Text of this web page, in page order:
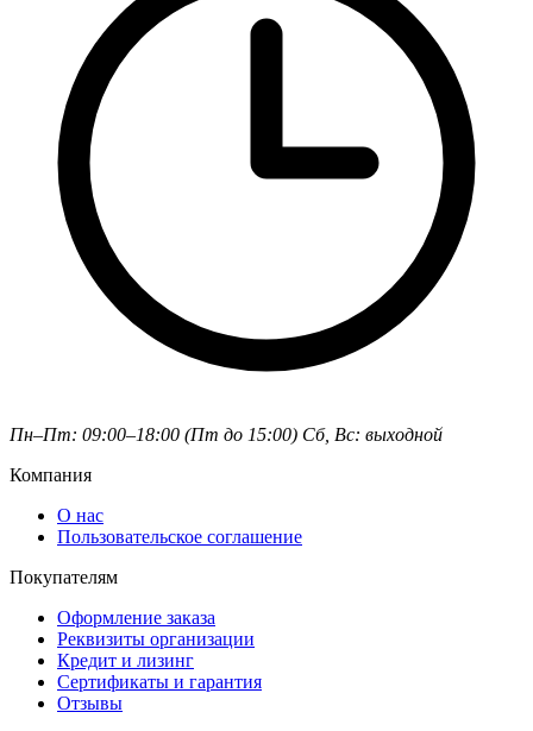
Пн–Пт: 09:00–18:00 (Пт до 15:00) Сб, Вс: выходной
Компания
О нас
Пользовательское соглашение
Покупателям
Оформление заказа
Реквизиты организации
Кредит и лизинг
Сертификаты и гарантия
Отзывы